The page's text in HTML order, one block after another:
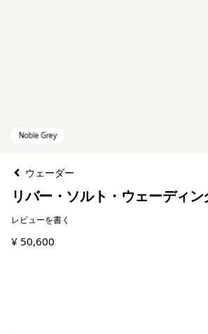
ウェーダー
リバー・ソルト・ウェーディ
レビューを書く
¥ 50,600